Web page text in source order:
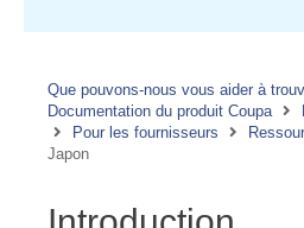
Que pouvons-nous vous aider à
Documentation du produit Coupa
Pour les fournisseurs
Japon